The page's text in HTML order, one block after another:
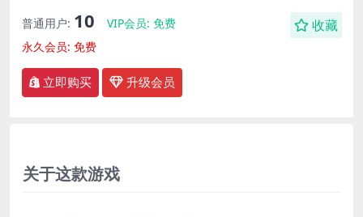
普通用户: 10 VIP会员: 免费
永久会员: 免费
收藏
立即购买 升级会员
关于这款游戏